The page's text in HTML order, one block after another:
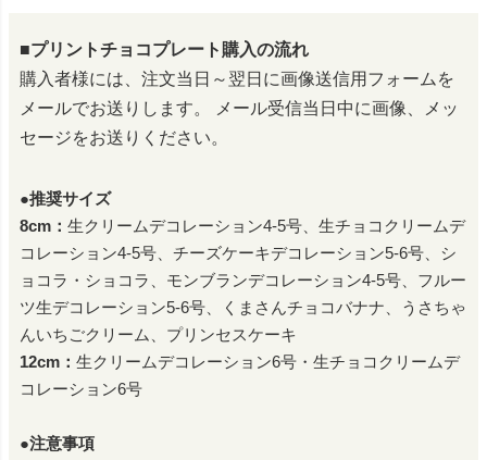
■プリントチョコプレート購入の流れ
購入者様には、注文当日～翌日に画像送信用フォームを
メールでお送りします。
メール受信当日中に画像、メッ
セージをお送りください。
●推奨サイズ
8cm： 生クリームデコレーション4-5号、生チョコクリームデ
コレーション4-5号、チーズケーキデコレーション5-6号、シ
ョコラ・ショコラ、モンブランデコレーション4-5号、フルー
ツ生デコレーション5-6号、くまさんチョコバナナ、うさちゃ
んいちごクリーム、プリンセスケーキ
12cm： 生クリームデコレーション6号・生チョコクリームデ
コレーション6号
●注意事項